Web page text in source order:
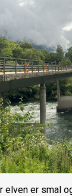
elven er smal